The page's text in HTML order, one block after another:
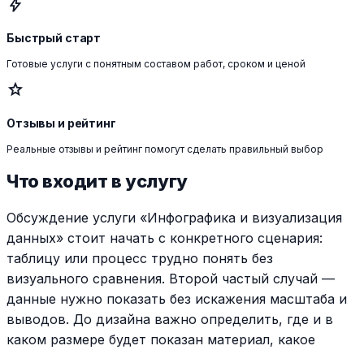
Быстрый старт
Готовые услуги с понятным составом работ, сроком и ценой
star
Отзывы и рейтинг
Реальные отзывы и рейтинг помогут сделать правильный выбор
Что входит в услугу
Обсуждение услуги «Инфографика и визуализация
данных» стоит начать с конкретного сценария:
таблицу или процесс трудно понять без
визуального сравнения. Второй частый случай —
данные нужно показать без искажения масштаба и
выводов. До дизайна важно определить, где и в
каком размере будет показан материал, какое